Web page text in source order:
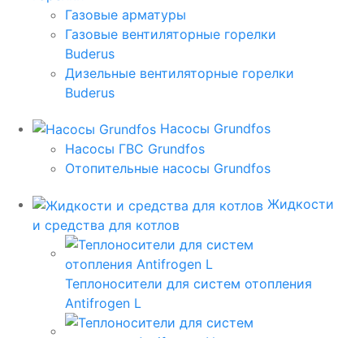
Газовые арматуры
Газовые вентиляторные горелки
Buderus
Дизельные вентиляторные горелки
Buderus
Насосы Grundfos
Насосы ГВС Grundfos
Отопительные насосы Grundfos
Жидкости
и средства для котлов
Теплоносители для систем отопления
Antifrogen L